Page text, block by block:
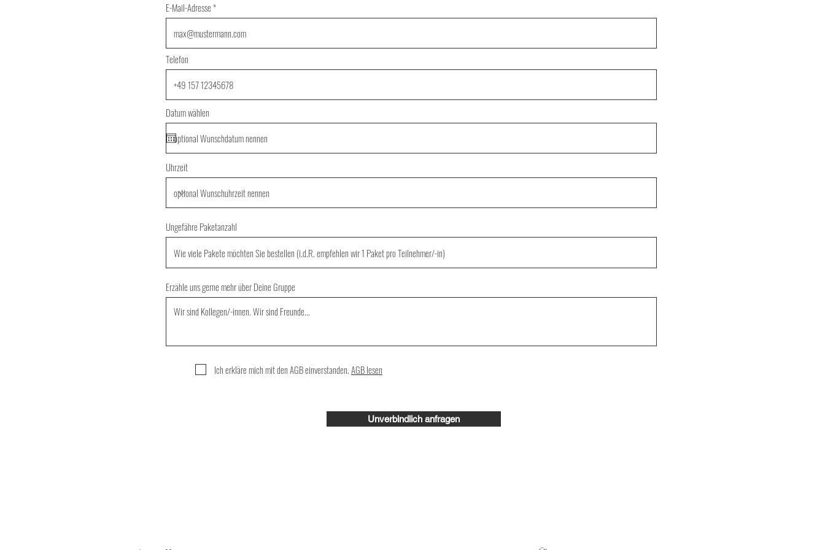
E-Mail-Adresse
Telefon
Datum wählen
Uhrzeit
Ungefähre Paketanzahl
Erzähle uns gerne mehr über Deine Gruppe
Ich erkläre mich mit den AGB einverstanden.AGB lesen
Unverbindlich anfragen